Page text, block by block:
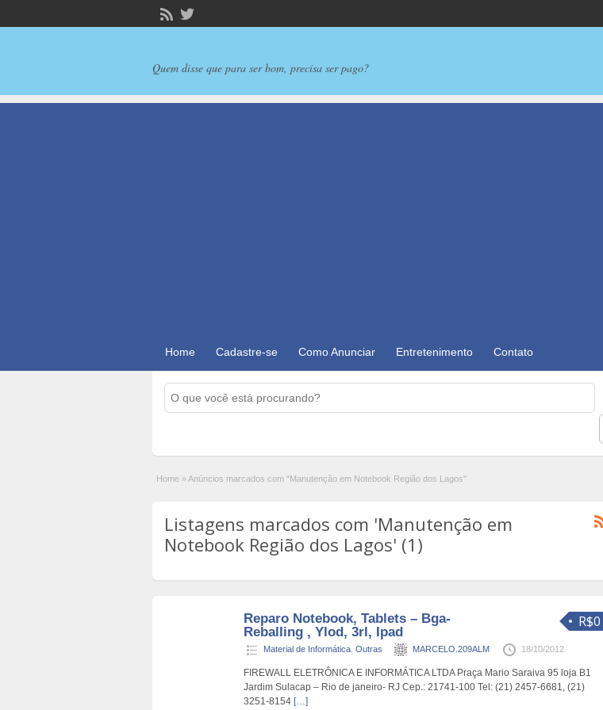
Quem disse que para ser bom, precisa ser pago?
Home Cadastre-se Como Anunciar Entretenimento Contato
Home »Anúncios marcados com "Manutenção em Notebook Região dos Lagos"
Listagens marcados com 'Manutenção em
Notebook Região dos Lagos' (1)
R$0
Reparo Notebook, Tablets – Bga-
Reballing , Ylod, 3rl, Ipad
Material de Informática Outras MARCELO.209ALM 18/10/2012
FIREWALL ELETRÔNICA E INFORMÁTICA LTDA Praça Mario Saraiva 95 loja B1
Jardim Sulacap – Rio de janeiro- RJ Cep.: 21741-100 Tel: (21) 2457-6681, (21)
3251-8154 […]